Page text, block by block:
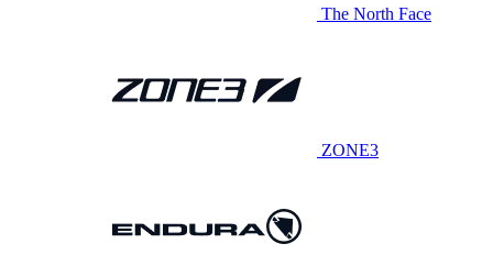
The North Face
ZONE3